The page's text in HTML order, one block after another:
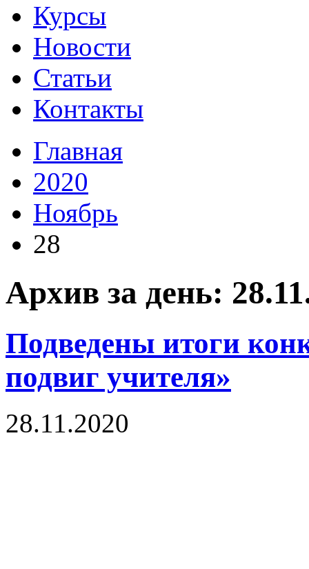
Курсы
Новости
Статьи
Контакты
Главная
2020
Ноябрь
28
Архив за день:
Подведены итоги
подвиг учителя»
28.11.2020